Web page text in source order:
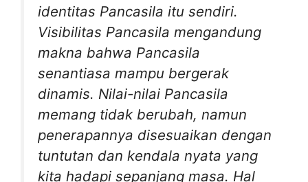
identitas Pancasila itu sendiri.
Visibilitas Pancasila mengandung
makna bahwa Pancasila
senantiasa mampu bergerak
dinamis. Nilai-nilai Pancasila
memang tidak berubah, namun
penerapannya disesuaikan dengan
tuntutan dan kendala nyata yang
kita hadapi sepanjang masa. Hal